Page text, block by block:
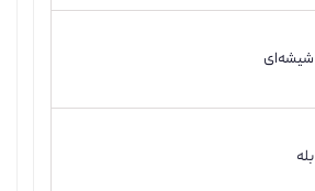
شیشه‌ای
بله